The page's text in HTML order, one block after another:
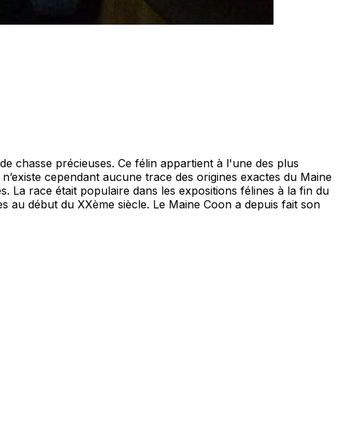
chasse précieuses. Ce félin appartient à l'une des plus
cependant aucune trace des origines exactes du Maine
La race était populaire dans les expositions félines à la fin du
début du XXème siècle. Le Maine Coon a depuis fait son